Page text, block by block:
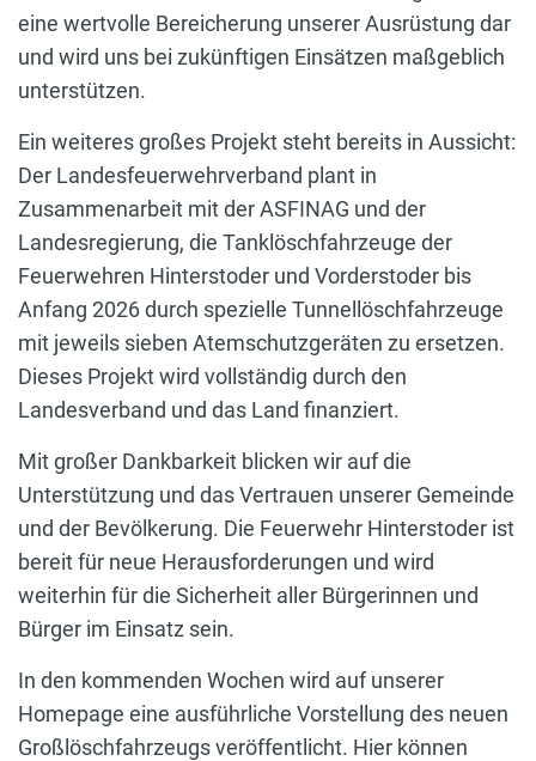
eine wertvolle Bereicherung unserer Ausrüstung dar
und wird uns bei zukünftigen Einsätzen maßgeblich
unterstützen.
Ein weiteres großes Projekt steht bereits in Aussicht:
Der Landesfeuerwehrverband plant in
Zusammenarbeit mit der ASFINAG und der
Landesregierung, die Tanklöschfahrzeuge der
Feuerwehren Hinterstoder und Vorderstoder bis
Anfang 2026 durch spezielle Tunnellöschfahrzeuge
mit jeweils sieben Atemschutzgeräten zu ersetzen.
Dieses Projekt wird vollständig durch den
Landesverband und das Land finanziert.
Mit großer Dankbarkeit blicken wir auf die
Unterstützung und das Vertrauen unserer Gemeinde
und der Bevölkerung. Die Feuerwehr Hinterstoder ist
bereit für neue Herausforderungen und wird
weiterhin für die Sicherheit aller Bürgerinnen und
Bürger im Einsatz sein.
In den kommenden Wochen wird auf unserer
Homepage eine ausführliche Vorstellung des neuen
Großlöschfahrzeugs veröffentlicht. Hier können